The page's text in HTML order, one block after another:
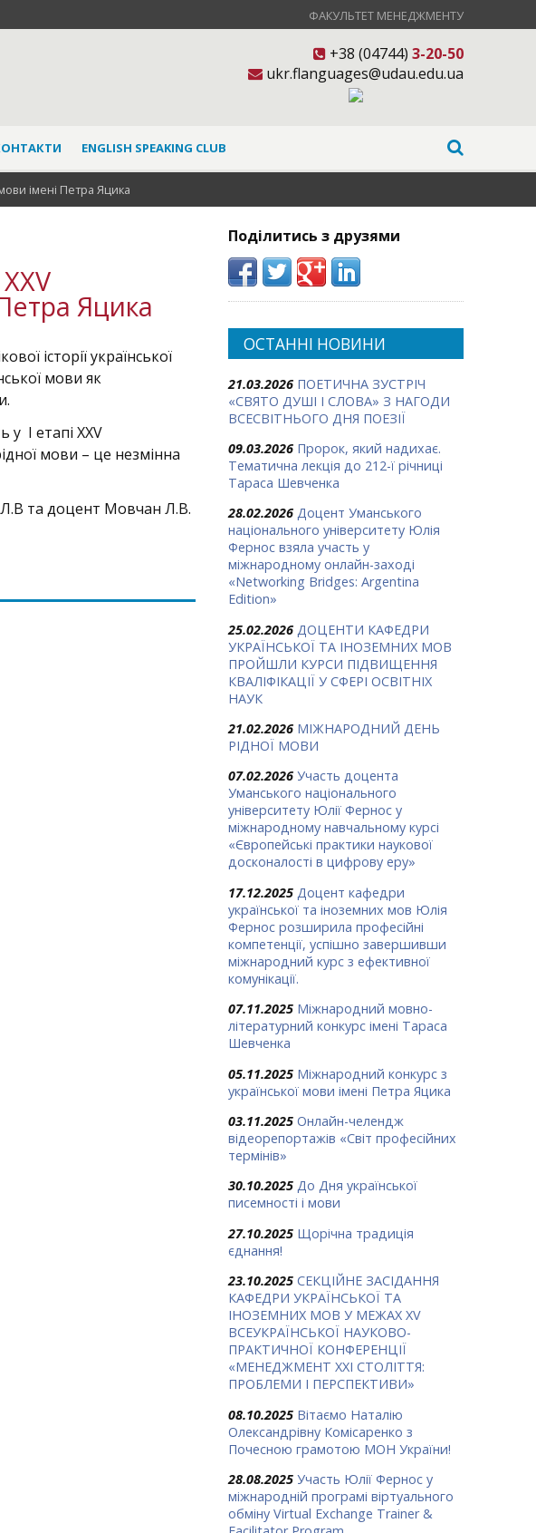
ФАКУЛЬТЕТ МЕНЕДЖМЕНТУ
+38 (04744) 3-20-50
ukr.flanguages@udau.edu.ua
ENGLISH SPEAKING CLUB
імені Петра Яцика
Яцика
історії української
мови як
у І етапі ХХV
мови – це незмінна
Л.В та доцент Мовчан Л.В.
Поділитись з друзями
ОСТАННІ НОВИНИ
21.03.2026 ПОЕТИЧНА ЗУСТРІЧ
«СВЯТО ДУШІ І СЛОВА» З НАГОДИ
ВСЕСВІТНЬОГО ДНЯ ПОЕЗІЇ
09.03.2026 Пророк, який надихає.
Тематична лекція до 212-ї річниці
Тараса Шевченка
28.02.2026 Доцент Уманського
національного університету Юлія
Фернос взяла участь у
міжнародному онлайн-заході
«Networking Bridges: Argentina
Edition»
25.02.2026 ДОЦЕНТИ КАФЕДРИ
УКРАЇНСЬКОЇ ТА ІНОЗЕМНИХ МОВ
ПРОЙШЛИ КУРСИ ПІДВИЩЕННЯ
КВАЛІФІКАЦІЇ У СФЕРІ ОСВІТНІХ
НАУК
21.02.2026 МІЖНАРОДНИЙ ДЕНЬ
РІДНОЇ МОВИ
07.02.2026 Участь доцента
Уманського національного
університету Юлії Фернос у
міжнародному навчальному курсі
«Європейські практики наукової
досконалості в цифрову еру»
17.12.2025 Доцент кафедри
української та іноземних мов Юлія
Фернос розширила професійні
компетенції, успішно завершивши
міжнародний курс з ефективної
комунікації.
07.11.2025 Міжнародний мовно-
літературний конкурс імені Тараса
Шевченка
05.11.2025 Міжнародний конкурс з
української мови імені Петра Яцика
03.11.2025 Онлайн-челендж
відеорепортажів «Світ професійних
термінів»
30.10.2025 До Дня української
писемності і мови
27.10.2025 Щорічна традиція
єднання!
23.10.2025 СЕКЦІЙНЕ ЗАСІДАННЯ
КАФЕДРИ УКРАЇНСЬКОЇ ТА
ІНОЗЕМНИХ МОВ У МЕЖАХ ХV
ВСЕУКРАЇНСЬКОЇ НАУКОВО-
ПРАКТИЧНОЇ КОНФЕРЕНЦІЇ
«МЕНЕДЖМЕНТ XXI СТОЛІТТЯ:
ПРОБЛЕМИ І ПЕРСПЕКТИВИ»
08.10.2025 Вітаємо Наталію
Олександрівну Комісаренко з
Почесною грамотою МОН України!
28.08.2025 Участь Юлії Фернос у
міжнародній програмі віртуального
обміну Virtual Exchange Trainer &